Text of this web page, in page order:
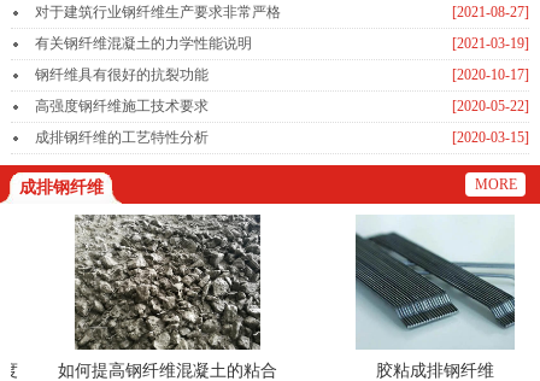
[2021-08-27]
对于建筑行业钢纤维生产要求非常严格
[2021-03-19]
有关钢纤维混凝土的力学性能说明
[2020-10-17]
钢纤维具有很好的抗裂功能
[2020-05-22]
高强度钢纤维施工技术要求
[2020-03-15]
成排钢纤维的工艺特性分析
成排钢纤维 MORE
如何提高钢纤维混凝土的粘合 胶粘成排钢纤维